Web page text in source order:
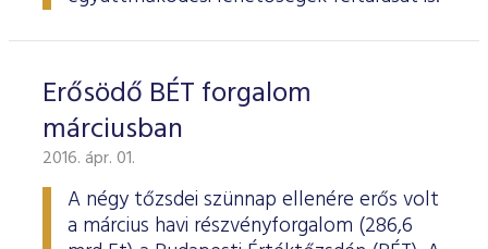
Erősödő BÉT forgalom
márciusban
2016. ápr. 01.
A négy tőzsdei szünnap ellenére erős volt
a március havi részvényforgalom (286,6